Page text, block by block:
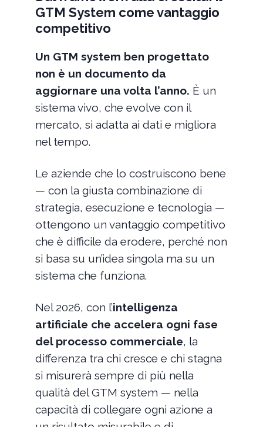
GTM System come vantaggio
competitivo
Un GTM system ben progettato
non è un documento da
aggiornare una volta l’anno. È un
sistema vivo, che evolve con il
mercato, si adatta ai dati e migliora
nel tempo.
Le aziende che lo costruiscono bene
— con la giusta combinazione di
strategia, esecuzione e tecnologia —
ottengono un vantaggio competitivo
che è difficile da erodere, perché non
si basa su un’idea singola ma su un
sistema che funziona.
Nel 2026, con l’intelligenza
artificiale che accelera ogni fase
del processo commerciale, la
differenza tra chi cresce e chi stagna
si misurerà sempre di più nella
qualità del GTM system — nella
capacità di collegare ogni azione a